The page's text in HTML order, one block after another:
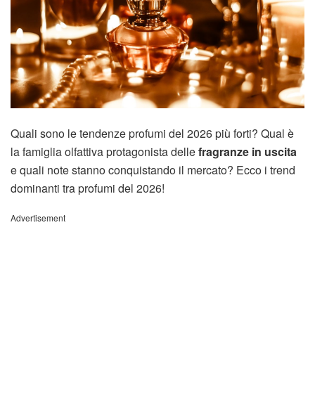
Quali sono le tendenze profumi del 2026 più forti? Qual è
la famiglia olfattiva protagonista dellefragranze in uscita
e quali note stanno conquistando il mercato? Ecco i trend
dominanti tra profumi del 2026!
Advertisement